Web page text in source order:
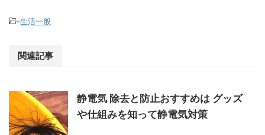
-生活一般
関連記事
静電気 除去と防止おすすめは グッズ
や仕組みを知って静電気対策